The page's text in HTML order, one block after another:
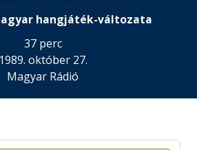
hangjáték-változata
37 perc
1989. október 27.
Magyar Rádió